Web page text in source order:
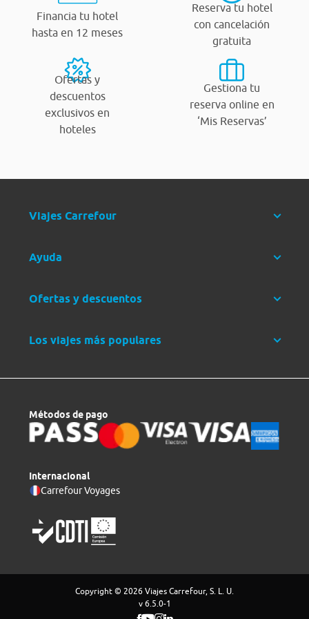
Financia tu hotel
hasta en 12 meses
Reserva tu hotel
con cancelación
gratuita
Ofertas y
descuentos
exclusivos en
hoteles
Gestiona tu
reserva online en
‘Mis Reservas’
Viajes Carrefour
Ayuda
Ofertas y descuentos
Los viajes más populares
Métodos de pago
Internacional
Carrefour Voyages
Copyright © 2026 Viajes Carrefour, S. L. U.
v 6.5.0-1